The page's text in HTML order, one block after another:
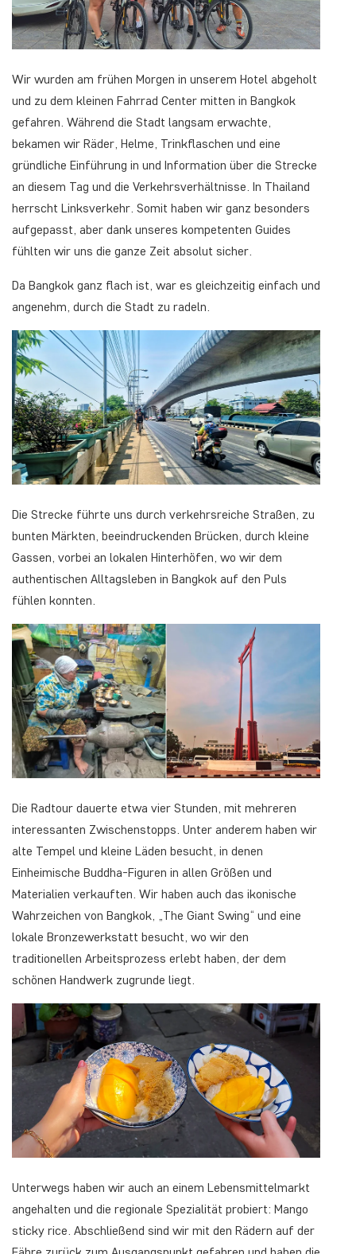
Wir wurden am frühen Morgen in unserem Hotel abgeholt
und zu dem kleinen Fahrrad Center mitten in Bangkok
gefahren. Während die Stadt langsam erwachte,
bekamen wir Räder, Helme, Trinkflaschen und eine
gründliche Einführung in und Information über die Strecke
an diesem Tag und die Verkehrsverhältnisse. In Thailand
herrscht Linksverkehr. Somit haben wir ganz besonders
aufgepasst, aber dank unseres kompetenten Guides
fühlten wir uns die ganze Zeit absolut sicher.
Da Bangkok ganz flach ist, war es gleichzeitig einfach und
angenehm, durch die Stadt zu radeln.
Die Strecke führte uns durch verkehrsreiche Straßen, zu
bunten Märkten, beeindruckenden Brücken, durch kleine
Gassen, vorbei an lokalen Hinterhöfen, wo wir dem
authentischen Alltagsleben in Bangkok auf den Puls
fühlen konnten.
Die Radtour dauerte etwa vier Stunden, mit mehreren
interessanten Zwischenstopps. Unter anderem haben wir
alte Tempel und kleine Läden besucht, in denen
Einheimische Buddha-Figuren in allen Größen und
Materialien verkauften. Wir haben auch das ikonische
Wahrzeichen von Bangkok, „The Giant Swing“ und eine
lokale Bronzewerkstatt besucht, wo wir den
traditionellen Arbeitsprozess erlebt haben, der dem
schönen Handwerk zugrunde liegt.
Unterwegs haben wir auch an einem Lebensmittelmarkt
angehalten und die regionale Spezialität probiert: Mango
sticky rice. Abschließend sind wir mit den Rädern auf der